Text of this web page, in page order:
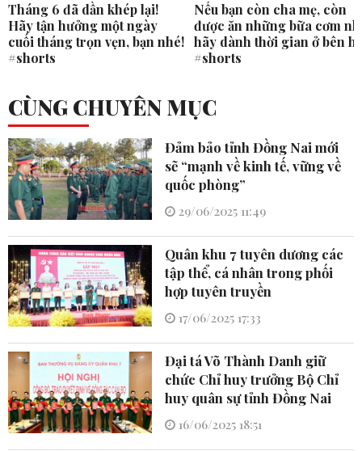
Tháng 6 đã dần khép lại!
Hãy tận hưởng một ngày
cuối tháng trọn vẹn, bạn nhé!
#shorts
Nếu bạn còn cha mẹ, còn
được ăn những bữa cơm
hãy dành thời gian ở bên
#shorts
CÙNG CHUYÊN MỤC
Đảm bảo tỉnh Đồng Nai mới
sẽ “mạnh về kinh tế, vững về
quốc phòng”
29/06/2025 11:49
Quân khu 7 tuyên dương các
tập thể, cá nhân trong phối
hợp tuyên truyền
17/06/2025 17:33
Đại tá Võ Thành Danh giữ
chức Chỉ huy trưởng Bộ Chỉ
huy quân sự tỉnh Đồng Nai
16/06/2025 18:51